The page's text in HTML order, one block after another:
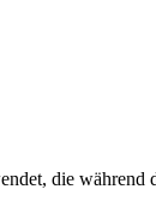
die während